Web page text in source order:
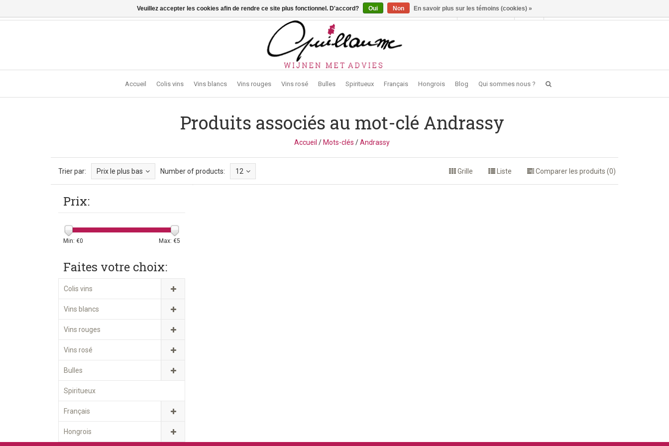
Vragen? Bel ons: +32 (0)13 - 77 11 21 - Winkel: Lochtstraat 2, 3272 Testelt -info@guillaumewijnen.be FR
Se connecter
Accueil Colis vins Vins blancs Vins rouges Vins rosé Bulles Spiritueux Français Hongrois Blog Qui sommes nous ?
Produits associés au mot-clé Andrassy
Accueil /Mots-clés /Andrassy
Trier par: Prix le plus bas Number of products: 12 Grille Liste Comparer les produits (0)
Prix:
Min: €0 Max: €5
Faites votre choix:
Colis vins
Vins blancs
Vins rouges
Vins rosé
Bulles
Spiritueux
Français
Hongrois
Veuillez accepter les cookies afin de rendre ce site plus fonctionnel. D'accord? Oui Non En savoir plus sur les témoins (cookies) »